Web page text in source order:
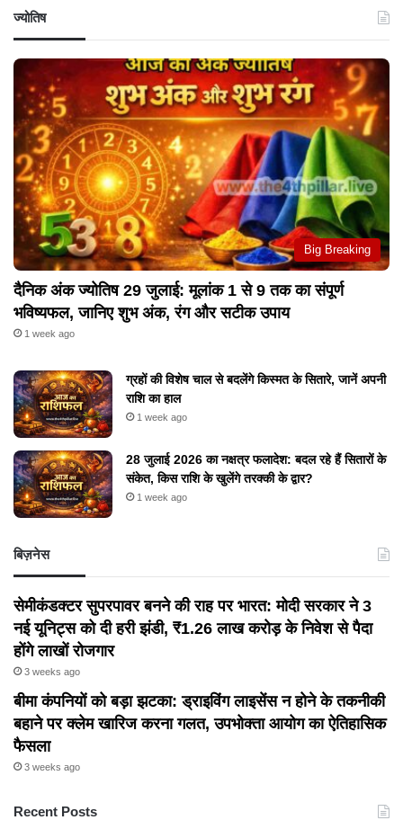
ज्योतिष
Big Breaking
दैनिक अंक ज्योतिष 29 जुलाई: मूलांक 1 से 9 तक का संपूर्ण
भविष्यफल, जानिए शुभ अंक, रंग और सटीक उपाय
1 week ago
ग्रहों की विशेष चाल से बदलेंगे किस्मत के सितारे, जानें अपनी
राशि का हाल
1 week ago
28 जुलाई 2026 का नक्षत्र फलादेश: बदल रहे हैं सितारों के
संकेत, किस राशि के खुलेंगे तरक्की के द्वार?
1 week ago
बिज़नेस
सेमीकंडक्टर सुपरपावर बनने की राह पर भारत: मोदी सरकार ने 3
नई यूनिट्स को दी हरी झंडी, ₹1.26 लाख करोड़ के निवेश से पैदा
होंगे लाखों रोजगार
3 weeks ago
बीमा कंपनियों को बड़ा झटका: ड्राइविंग लाइसेंस न होने के तकनीकी
बहाने पर क्लेम खारिज करना गलत, उपभोक्ता आयोग का ऐतिहासिक
फैसला
3 weeks ago
Recent Posts